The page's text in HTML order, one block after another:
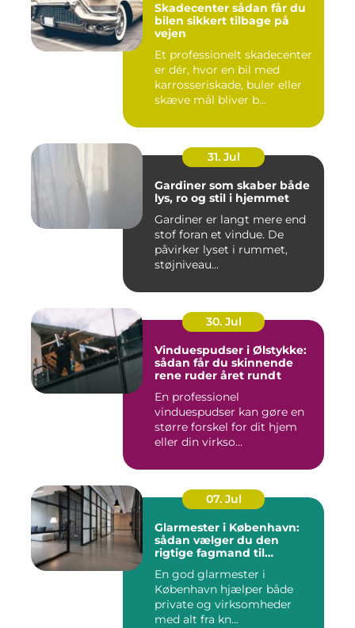
Skadecenter sådan får du
bilen sikkert tilbage på
vejen
Et professionelt skadecenter
er dér, hvor en bil med
karrosseriskade, buler eller
skæve mål bliver b...
31. Jul
Gardiner som skaber både
lys, ro og stil i hjemmet
Gardiner er langt mere end
stof foran et vindue. De
påvirker lyset i rummet,
støjniveau...
30. Jul
Vinduespudser i Ølstykke:
sådan får du skinnende
rene ruder året rundt
En professionel
vinduespudser kan gøre en
større forskel for dit hjem
eller din virkso...
07. Jul
Glarmester i København:
sådan vælger du den
rigtige fagmand til
En god glarmester i
København hjælper både
private og virksomheder
med alt fra kn...